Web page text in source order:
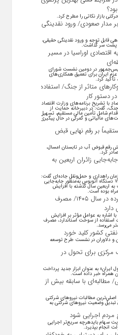
بازار نکاتی را مطرح کرد.
مدار صعودی/ ورود نقدینگی
قابل توجه و ورود نقدینگی حقیقی،
پشت سر گذاشت.
اقتصادی اوراسیا در مسیر
در دومین نشست شورای
عزم ایران برای تعمیق همکاری‌های
کرد.
متاثر از جنگ/ استفاده
دستور کار
با تشریح برنامه‌های وزارت اقتصاد
گفت: در دبیرخانه حمایت از
شامل تأمین مالی مستقیم، تسهیل
مالیاتی و گمرکی در حال پیگیری
بر رقم نهایی قبض
رقم قبوض آب در تابستان امسال،
کرد.
جابه‌جایی زائران اربعین به
راهداری و حمل‌ونقل جاده‌ای گفت:
در ایام سفرهای اربعین سال جاری، ۷۳۸۰ دستگاه اتوبوس به‌منظور جابه‌جایی
اربعین سال گذشته با افزایش
واردات ۲۵ هزار خودروی کارکرده در سال ۱۴۰۵/ مصرف
به عوامل مؤثر بر افزایش
از سوخت استاندارد، مصرف
کشور کلید خورد
و دلاوران در نشست طرح توسعه
مرکزی برای تحول در
ایران» به عنوان ابزار جدید پرداخت
همراه خبر داده است.
مطالبه‌ای با سابقه بیش از
مطالبات نیرو‌های شرکتی
وضعیت نیرو‌های شرکتی به
مردم اجرایی شود
سهام بایدهرچه سریع‌تر اجرایی
انجام بپذیرد.